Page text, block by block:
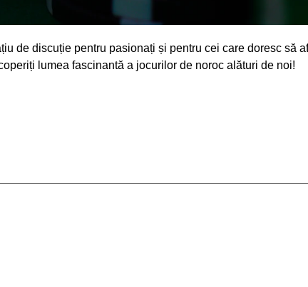
de discuție pentru pasionați și pentru cei care doresc să
lumea fascinantă a jocurilor de noroc alături de noi!